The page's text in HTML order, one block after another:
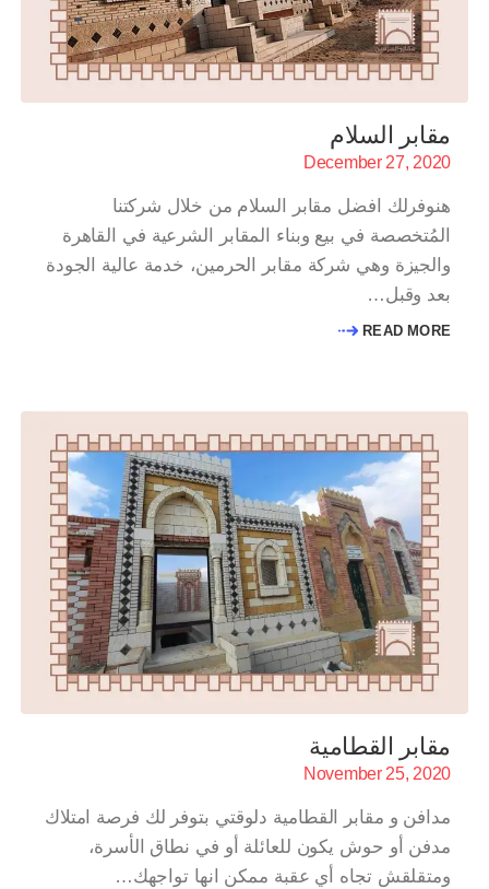
مقابر السلام
December 27, 2020
هنوفرلك افضل مقابر السلام من خلال شركتنا
المُتخصصة في بيع وبناء المقابر الشرعية في القاهرة
والجيزة وهي شركة مقابر الحرمين، خدمة عالية الجودة
بعد وقبل…
READ MORE
مقابر القطامية
November 25, 2020
مدافن و مقابر القطامية دلوقتي بتوفر لك فرصة امتلاك
مدفن أو حوش يكون للعائلة أو في نطاق الأسرة،
ومتقلقش تجاه أي عقبة ممكن انها تواجهك…